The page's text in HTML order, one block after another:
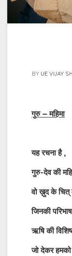
BY UE VIJAY
गुरु – महिमा
यह रचना है ,
गुरु-देव की
वो ख़ुद के चित्‌
जिनकी
ऋषि की
जो देकर हमको